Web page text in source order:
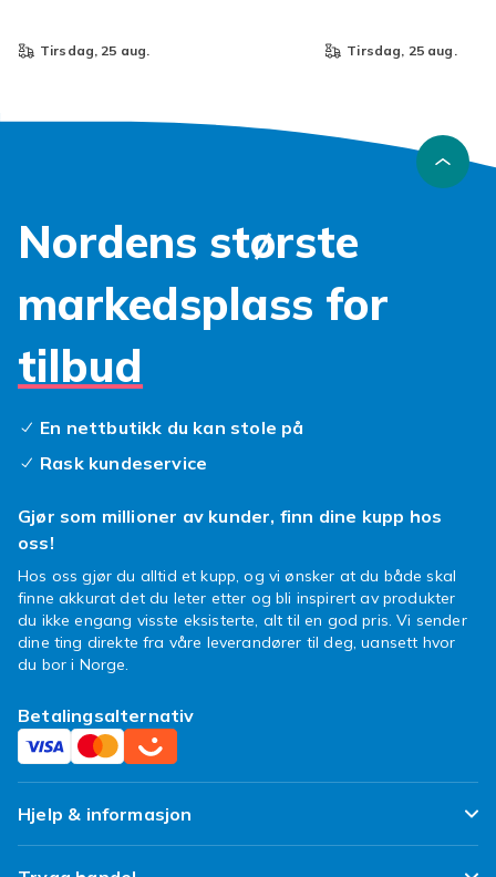
tirsdag, 25 aug. tirsdag, 25 aug.
Nordens største
markedsplass for
tilbud
En nettbutikk du kan stole på
Rask kundeservice
Gjør som millioner av kunder, finn dine kupp hos
oss!
Hos oss gjør du alltid et kupp, og vi ønsker at du både skal
finne akkurat det du leter etter og bli inspirert av produkter
du ikke engang visste eksisterte, alt til en god pris. Vi sender
dine ting direkte fra våre leverandører til deg, uansett hvor
du bor i Norge.
Betalingsalternativ
Hjelp & informasjon
Ofte stilte spørsmål